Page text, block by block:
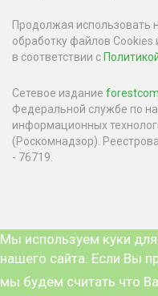
Продолжая использовать
обработку файлов Cookies
в соответствии с
Сетевое издание
Федеральной службе по
информационных
(Роскомнадзор).
- 76719.
Мы используем куки
нашего сайта. Если Вы
мы будем считать что